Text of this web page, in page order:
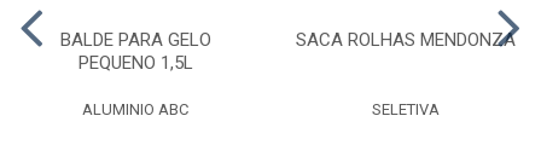
BALDE PARA GELO
PEQUENO 1,5L
ALUMINIO ABC
SACA ROLHAS MENDONZA
SELETIVA